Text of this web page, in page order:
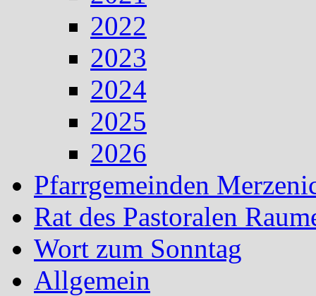
2022
2023
2024
2025
2026
Pfarrgemeinden
Rat des Pastoralen
Wort zum Sonntag
Allgemein